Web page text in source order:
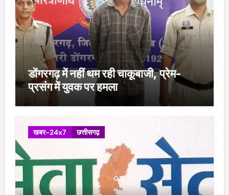
डोंगरगढ़ में नहीं थम रही चाकूबाजी, प्रेम-
प्रसंग में युवक पर हमला
खबर-24x7 छत्तीसगढ़